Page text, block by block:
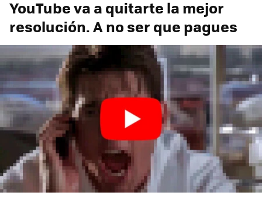
YouTube va a quitarte la mejor
resolución. A no ser que pagues